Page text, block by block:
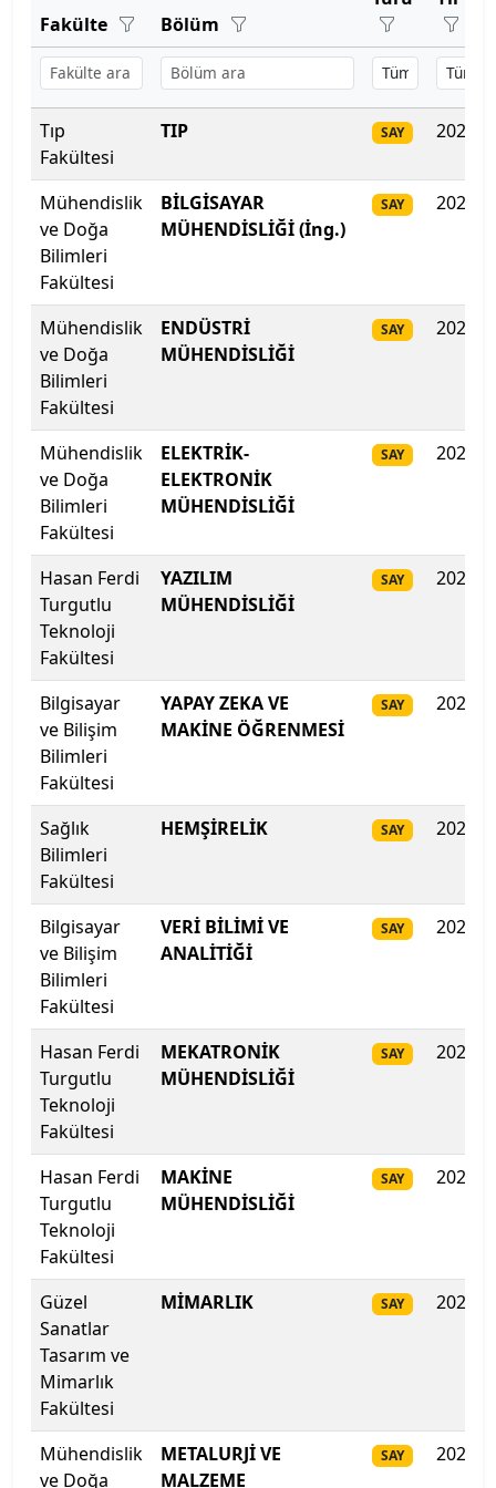
Başkent Üniversitesi
Başkent Üniversitesi
Başkent Üniversitesi
Batman Üniversitesi
Bayburt Üniversitesi
Beykoz Üniversitesi
Bezm-İ Alem Vakıf Üniversitesi
Bilecik Şeyh Edebali Üniversitesi
Bingöl Üniversitesi
Biruni Üniversitesi
Bitlis Eren Üniversitesi
Boğaziçi Üniversitesi
Bolu Abant İzzet Baysal Üniversitesi
Burdur Mehmet Akif Ersoy Üniversitesi
Bursa Teknik Üniversitesi
Bursa Uludağ Üniversitesi
Çağ Üniversitesi
Çanakkale Onsekiz Mart Üniversitesi
Çankaya Üniversitesi
Çankırı Karatekin Üniversitesi
Çukurova Üniversitesi
Demiroğlu Bilim Üniversitesi
Dicle Üniversitesi
Doğu Akdeniz Üniversitesi
Doğuş Üniversitesi
Dokuz Eylül Üniversitesi
Düzce Üniversitesi
Tütün Eksperliği Y.O.
Uygulamalı Bilimler Fakültesi
Fakülte Bölüm
Tıp
Fakültesi
TIP SAY 2025
Mühendislik
ve Doğa
Bilimleri
Fakültesi
BİLGİSAYAR
MÜHENDİSLİĞİ (İng.)
SAY 2025
Mühendislik
ve Doğa
Bilimleri
Fakültesi
ENDÜSTRİ
MÜHENDİSLİĞİ
SAY 2025
Mühendislik
ve Doğa
Bilimleri
Fakültesi
ELEKTRİK-
ELEKTRONİK
MÜHENDİSLİĞİ
SAY 2025
Hasan Ferdi
Turgutlu
Teknoloji
Fakültesi
YAZILIM
MÜHENDİSLİĞİ
SAY 2025
Bilgisayar
ve Bilişim
Bilimleri
Fakültesi
YAPAY ZEKA VE
MAKİNE ÖĞRENMESİ
SAY 2025
Sağlık
Bilimleri
Fakültesi
HEMŞİRELİK SAY 2025
Bilgisayar
ve Bilişim
Bilimleri
Fakültesi
VERİ BİLİMİ VE
ANALİTİĞİ
SAY 2025
Hasan Ferdi
Turgutlu
Teknoloji
Fakültesi
MEKATRONİK
MÜHENDİSLİĞİ
SAY 2025
Hasan Ferdi
Turgutlu
Teknoloji
Fakültesi
MAKİNE
MÜHENDİSLİĞİ
SAY 2025
Güzel
Sanatlar
Tasarım ve
Mimarlık
Fakültesi
MİMARLIK SAY 2025
Mühendislik
ve Doğa
METALURJİ VE
MALZEME
SAY 2025